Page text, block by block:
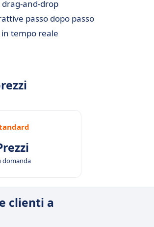
and-drop
passo dopo passo
tempo reale
domanda
clienti a